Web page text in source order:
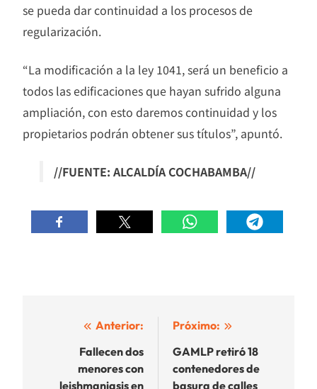
se pueda dar continuidad a los procesos de
regularización.
“La modificación a la ley 1041, será un beneficio a
todos las edificaciones que hayan sufrido alguna
ampliación, con esto daremos continuidad y los
propietarios podrán obtener sus títulos”, apuntó.
//FUENTE: ALCALDÍA COCHABAMBA//
Navegación
entradas
Anterior:
Fallecen dos
menores con
leishmaniasis en
Próximo:
GAMLP retiró 18
contenedores de
basura de calles